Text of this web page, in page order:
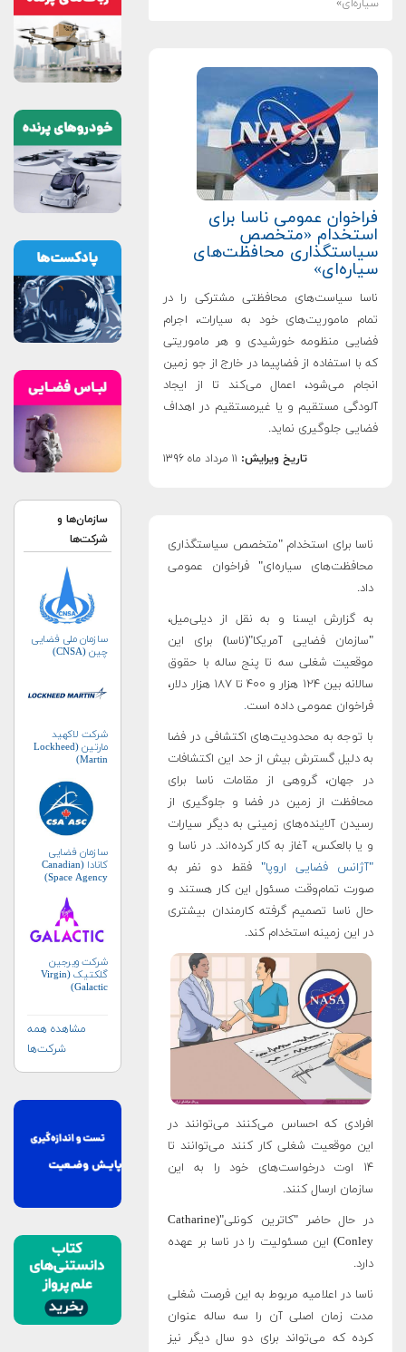
سیاره‌ای»
فراخوان عمومی ناسا برای
استخدام «متخصص
سیاستگذاری محافظت‌های
سیاره‌ای»
ناسا سیاست‌های محافظتی مشترکی را در
تمام ماموریت‌های خود به سیارات، اجرام
فضایی منظومه خورشیدی و هر ماموریتی
که با استفاده از فضاپیما در خارج از جو زمین
انجام می‌شود، اعمال می‌کند تا از ایجاد
آلودگی مستقیم و یا غیرمستقیم در اهداف
فضایی جلوگیری نماید.
تاریخ ویرایش: ۱۱ مرداد ماه ۱۳۹۶
ناسا برای استخدام "متخصص سیاستگذاری
محافظت‌های سیاره‌ای" فراخوان عمومی
داد.
به گزارش ایسنا و به نقل از دیلی‌میل،
"سازمان فضایی آمریکا"(ناسا) برای این
موقعیت شغلی سه تا پنج ساله با حقوق
سالانه بین ۱۲۴ هزار و ۴۰۰ تا ۱۸۷ هزار دلار،
فراخوان عمومی داده است.
با توجه به محدودیت‌های اکتشافی در فضا
به دلیل گسترش بیش از حد این اکتشافات
در جهان، گروهی از مقامات ناسا برای
محافظت از زمین در فضا و جلوگیری از
رسیدن آلاینده‌های زمینی به دیگر سیارات
و یا بالعکس، آغاز به کار کرده‌اند. در ناسا و
"آژانس فضایی اروپا"فقط دو نفر به
صورت تمام‌وقت مسئول این کار هستند و
حال ناسا تصمیم گرفته کارمندان بیشتری
در این زمینه استخدام کند.
افرادی که احساس می‌کنند می‌توانند در
این موقعیت شغلی کار کنند می‌توانند تا
۱۴ اوت درخواست‌های خود را به این
سازمان ارسال کنند.
در حال حاضر "کاترین کونلی"(Catharine
Conley) این مسئولیت را در ناسا بر عهده
دارد.
ناسا در اعلامیه مربوط به این فرصت شغلی
مدت زمان اصلی آن را سه ساله عنوان
کرده که می‌تواند برای دو سال دیگر نیز
سازمان‌ها و
شرکت‌ها
سازمان ملی فضایی
چین (CNSA)
شرکت لاکهید
مارتین (Lockheed
Martin)
سازمان فضایی
کانادا (Canadian
Space Agency)
شرکت ویرجین
گلکتیک (Virgin
Galactic)
مشاهده همه
شرکت‌ها